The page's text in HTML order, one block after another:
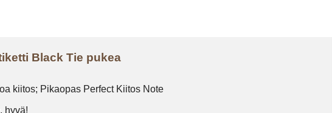
Black Tie pukea
kiitos; Pikaopas Perfect Kiitos Note
hyvä!